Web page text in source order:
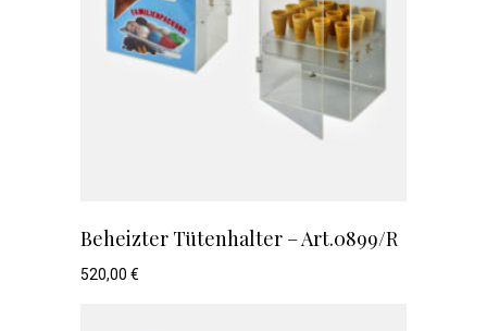
Beheizter Tütenhalter – Art.0899/R
520,00 €